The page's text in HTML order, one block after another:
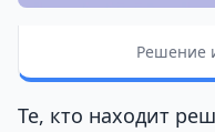
Решение
Те, кто находит